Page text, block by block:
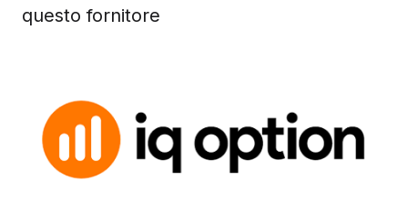
questo fornitore